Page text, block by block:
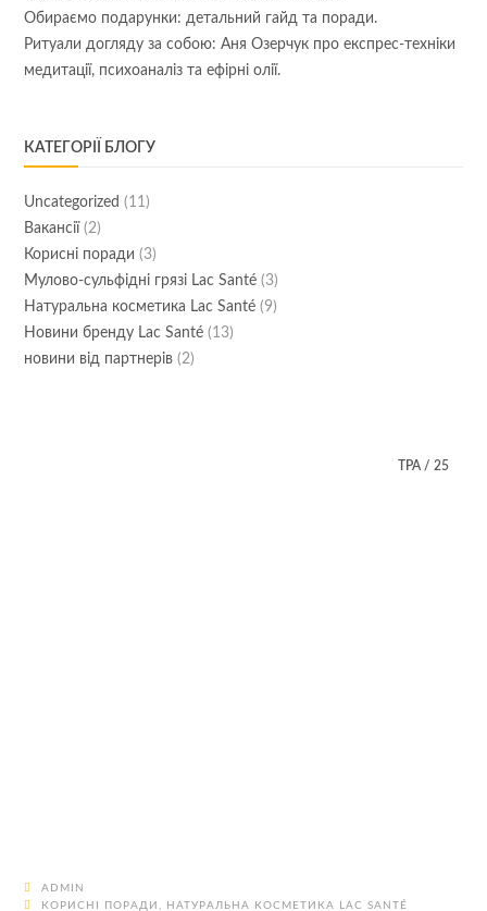
ТРА/ 25
ADMIN
КОРИСНІ ПОРАДИ,
НАТУРАЛЬНА КОСМЕТИКА LAC SANTÉ
Обираємо подарунки: детальний гайд та поради.
Ритуали догляду за собою: Аня Озерчук про експрес-техніки
медитації, психоаналіз та ефірні олії.
КАТЕГОРІЇ БЛОГУ
Uncategorized (11)
Вакансії (2)
Корисні поради (3)
Мулово-сульфідні грязі Lac Santé (3)
Натуральна косметика Lac Santé (9)
Новини бренду Lac Santé (13)
новини від партнерів (2)